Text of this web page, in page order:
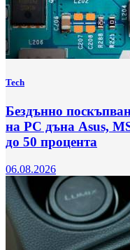
Tech
Бездънно
на РС дъна Asus,
до 50 процента
06.08.2026